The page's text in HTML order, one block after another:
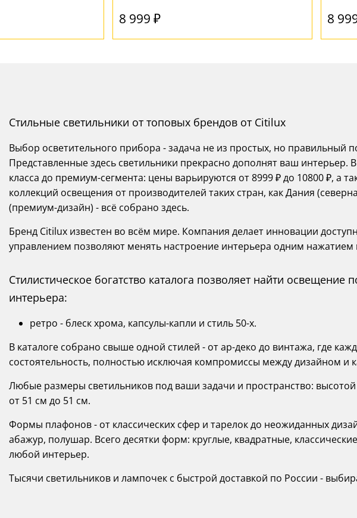
8 999 ₽ 8
Стильные светильники от топовых брендов от Citilux
Выбор осветительного прибора - задача не из простых, но правильный
Представленные здесь светильники прекрасно дополнят ваш интерьер.
класса до премиум-сегмента: цены варьируются от 8999 ₽ до 10800 ₽, а
коллекций освещения от производителей таких стран, как Дания
(премиум-дизайн) - всё собрано здесь.
Бренд Citilux известен во всём мире. Компания делает инновации
управлением позволяют менять настроение интерьера одним нажатием
Стилистическое богатство каталога позволяет найти
интерьера:
ретро - блеск хрома, капсулы-капли и стиль 50-х.
В каталоге собрано свыше одной стилей - от ар-деко до винтажа, где
состоятельность, полностью исключая компромиссы между дизайном и
Любые размеры светильников под ваши задачи и пространство:
от 51 см до 51 см.
Формы плафонов - от классических сфер и тарелок до неожиданных
абажур, полушар. Всего десятки форм: круглые, квадратные,
любой интерьер.
Тысячи светильников и лампочек с быстрой доставкой по России -